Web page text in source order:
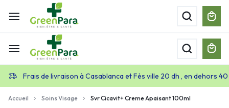
Frais de livraison à Casablanca et Fès ville 20 dh , en dehors
Accueil Soins Visage Svr Cicavit+ Creme Apaisant 100ml